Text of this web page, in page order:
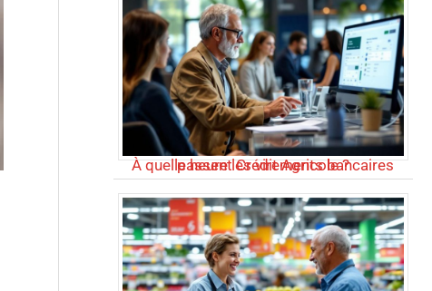
À quelle heure les virements bancaires passent Crédit Agricole ?